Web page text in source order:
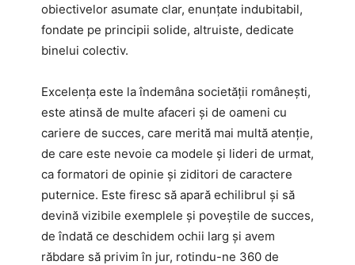
obiectivelor asumate clar, enunțate indubitabil,
fondate pe principii solide, altruiste, dedicate
binelui colectiv.
Excelența este la îndemâna societății românești,
este atinsă de multe afaceri și de oameni cu
cariere de succes, care merită mai multă atenție,
de care este nevoie ca modele și lideri de urmat,
ca formatori de opinie și ziditori de caractere
puternice. Este firesc să apară echilibrul și să
devină vizibile exemplele și poveștile de succes,
de îndată ce deschidem ochii larg și avem
răbdare să privim în jur, rotindu-ne 360 de